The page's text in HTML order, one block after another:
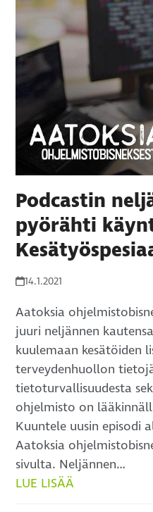
Podcastin
pyörähti
14.1.2021
Aatoksia
juuri neljännen
kuulemaan kesätöiden
terveydenhuollon
tietoturvallisuudesta
ohjelmisto on
Kuuntele uusin episodi
Aatoksia
sivulta. Neljännen…
LUE LISÄÄ